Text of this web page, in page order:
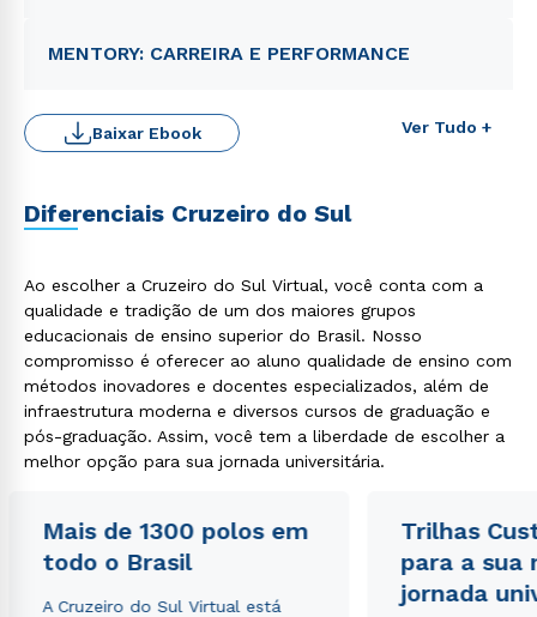
MENTORY: CARREIRA E PERFORMANCE
Ver Tudo +
Baixar Ebook
Diferenciais Cruzeiro do Sul
Ao escolher a Cruzeiro do Sul Virtual, você conta com a
qualidade e tradição de um dos maiores grupos
educacionais de ensino superior do Brasil. Nosso
compromisso é oferecer ao aluno qualidade de ensino com
métodos inovadores e docentes especializados, além de
infraestrutura moderna e diversos cursos de graduação e
pós-graduação. Assim, você tem a liberdade de escolher a
melhor opção para sua jornada universitária.
Mais de 1300 polos em
todo o Brasil
A Cruzeiro do Sul Virtual está
Trilhas
para a sua
jornada
Rápido e fácil
WhatsApp
ou
Estou de acordo com a Política de Privacidade.e
autorizo que meus dados sejam utilizados para o
envio de conteúdos da Cruzeiro do Sul.